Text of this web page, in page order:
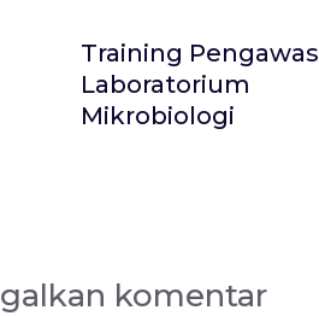
Training Pengawas
Laboratorium
Mikrobiologi
komentar